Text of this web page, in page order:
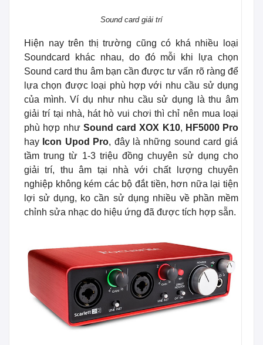
Sound card giải trí
Hiện nay trên thị trường cũng có khá nhiều loại
Soundcard khác nhau, do đó mỗi khi lựa chọn
Sound card thu âm bạn cần được tư vấn rõ ràng để
lựa chọn được loại phù hợp với nhu cầu sử dụng
của mình. Ví dụ như nhu cầu sử dụng là thu âm
giải trí tại nhà, hát hò vui chơi thì chỉ nên mua loại
phù hợp như Sound card XOX K10, HF5000 Pro
hay Icon Upod Pro, đây là những sound card giá
tầm trung từ 1-3 triệu đồng chuyên sử dụng cho
giải trí, thu âm tại nhà với chất lượng chuyên
nghiệp không kém các bộ đắt tiền, hơn nữa lại tiện
lợi sử dụng, ko cần sử dụng nhiều về phần mềm
chỉnh sửa nhạc do hiệu ứng đã được tích hợp sẵn.